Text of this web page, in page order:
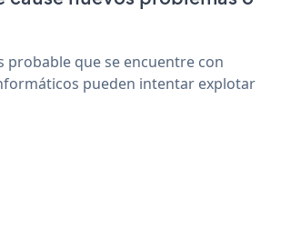
probable que se encuentre con
pueden intentar explotar